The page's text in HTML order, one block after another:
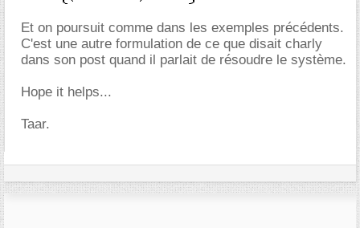
Et on poursuit comme dans les exemples précédents.
C'est une autre formulation de ce que disait charly
dans son post quand il parlait de résoudre le système.
Hope it helps...
Taar.